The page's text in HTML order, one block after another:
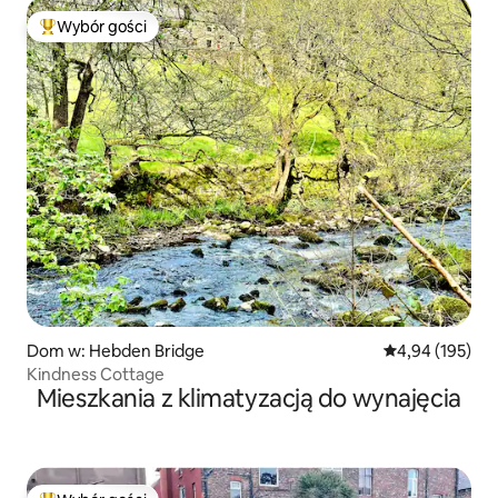
Najpopularniejsze z kategorii Wybór gości
Wybór gości
Dom w: Hebden Bridge Średnia
4,94 (195)
Kindness Cottage
Mieszkania z klimatyzacją do wynajęcia